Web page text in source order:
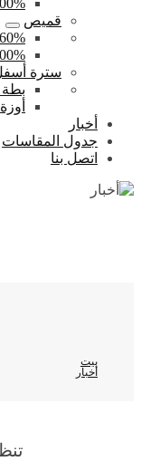
100% نسيج
قميص
60% نسيج القطن
100% نسيج
سترة
أخبار
جدول المقاسات
اتصل بنا
بيت
أخبار